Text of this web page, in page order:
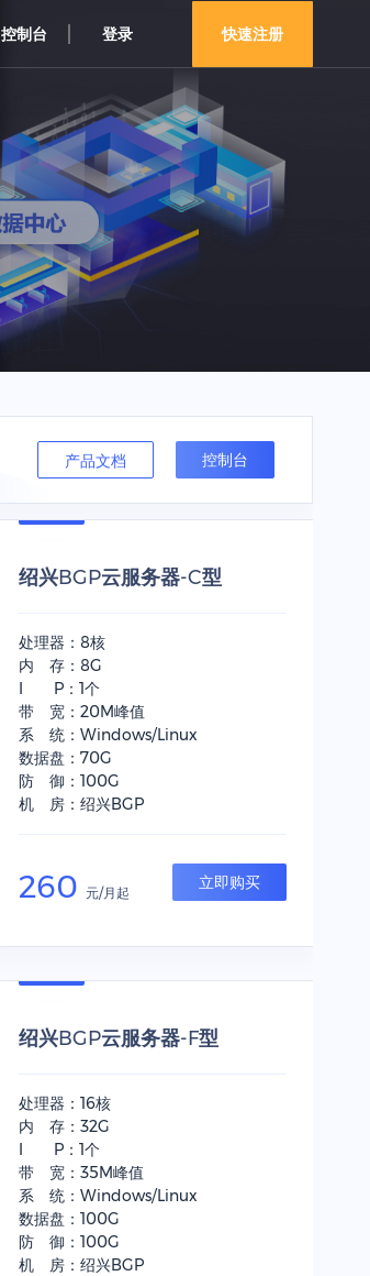
控制台 登录 快速注册
控制台
产品文档
绍兴BGP云服务器-C型
处理器：8核
内 存：8G
I P：1个
带 宽：20M峰值
系 统：Windows/Linux
数据盘：70G
防 御：100G
机 房：绍兴BGP
260 元/月起
立即购买
绍兴BGP云服务器-F型
处理器：16核
内 存：32G
I P：1个
带 宽：35M峰值
系 统：Windows/Linux
数据盘：100G
防 御：100G
机 房：绍兴BGP